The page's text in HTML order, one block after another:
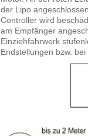
der Lipo
Controller wird
am Empfänger
Einziehfahrwerk
Endstellungen bzw.